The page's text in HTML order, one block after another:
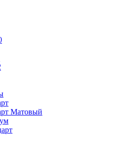
Матовый